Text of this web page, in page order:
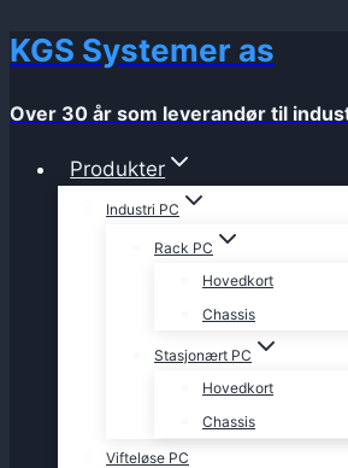
Skip
content
KGS Systemer as
Over 30 år som leverandør til
Produkter
Industri PC
Rack PC
Hovedkort
Chassis
Stasjonært PC
Hovedkort
Chassis
Vifteløse PC